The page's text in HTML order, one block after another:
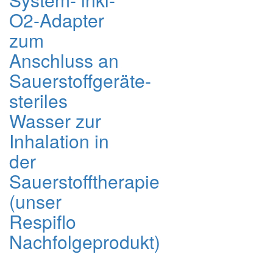
O2-Adapter
zum
Anschluss an
Sauerstoffgeräte-
steriles
Wasser zur
Inhalation in
der
Sauerstofftherapie
(unser
Respiflo
Nachfolgeprodukt)